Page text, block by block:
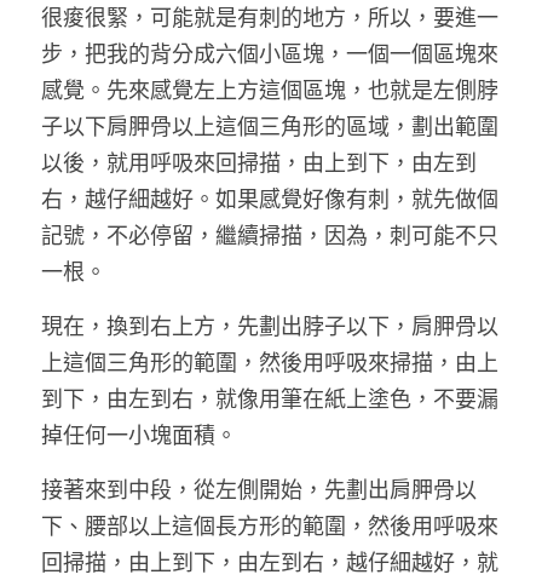
很痠很緊，可能就是有刺的地方，所以，要進一
步，把我的背分成六個小區塊，一個一個區塊來
感覺。先來感覺左上方這個區塊，也就是左側脖
子以下肩胛骨以上這個三角形的區域，劃出範圍
以後，就用呼吸來回掃描，由上到下，由左到
右，越仔細越好。如果感覺好像有刺，就先做個
記號，不必停留，繼續掃描，因為，刺可能不只
一根。
現在，換到右上方，先劃出脖子以下，肩胛骨以
上這個三角形的範圍，然後用呼吸來掃描，由上
到下，由左到右，就像用筆在紙上塗色，不要漏
掉任何一小塊面積。
接著來到中段，從左側開始，先劃出肩胛骨以
下、腰部以上這個長方形的範圍，然後用呼吸來
回掃描，由上到下，由左到右，越仔細越好，就